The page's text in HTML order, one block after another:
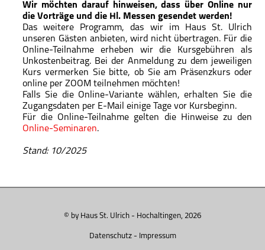
Wir möchten darauf hinweisen, dass über Online nur
die Vorträge und die Hl. Messen gesendet werden!
Das weitere Programm, das wir im Haus St. Ulrich
unseren Gästen anbieten, wird nicht übertragen. Für die
Online-Teilnahme erheben wir die Kursgebühren als
Unkostenbeitrag. Bei der Anmeldung zu dem jeweiligen
Kurs vermerken Sie bitte, ob Sie am Präsenzkurs oder
online per ZOOM teilnehmen möchten!
Falls Sie die Online-Variante wählen, erhalten Sie die
Zugangsdaten per E-Mail einige Tage vor Kursbeginn.
Für die Online-Teilnahme gelten die Hinweise zu den
Online-Seminaren.
Stand: 10/2025
© by Haus St. Ulrich - Hochaltingen, 2026
Datenschutz- Impressum